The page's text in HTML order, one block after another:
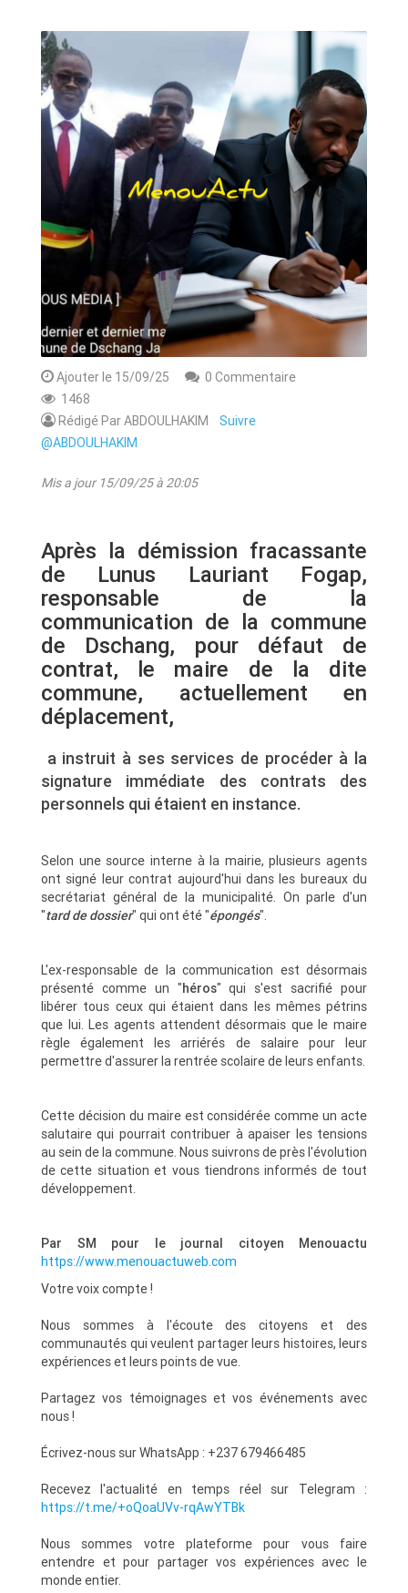
ASSAINISSEMENT
BREAKING-NEWS
CAMEROUN
PLUS
Ajouter le 15/09/25
0 Commentaire
1468
Rédigé Par ABDOULHAKIM Suivre
@ABDOULHAKIM
Mis a jour 15/09/25 à 20:05
Après la démission fracassante
de Lunus Lauriant Fogap,
responsable de la
communication de la commune
de Dschang, pour défaut de
contrat, le maire de la dite
commune, actuellement en
déplacement,
a instruit à ses services de procéder à la
signature immédiate des contrats des
personnels qui étaient en instance.
Selon une source interne à la mairie, plusieurs agents
ont signé leur contrat aujourd'hui dans les bureaux du
secrétariat général de la municipalité. On parle d'un
"tard de dossier" qui ont été "épongés".
L'ex-responsable de la communication est désormais
présenté comme un "héros" qui s'est sacrifié pour
libérer tous ceux qui étaient dans les mêmes pétrins
que lui. Les agents attendent désormais que le maire
règle également les arriérés de salaire pour leur
permettre d'assurer la rentrée scolaire de leurs enfants.
Cette décision du maire est considérée comme un acte
salutaire qui pourrait contribuer à apaiser les tensions
au sein de la commune. Nous suivrons de près l'évolution
de cette situation et vous tiendrons informés de tout
développement.
Par SM pour le journal citoyen Menouactu
https://www.menouactuweb.com
Votre voix compte !
Nous sommes à l'écoute des citoyens et des
communautés qui veulent partager leurs histoires, leurs
expériences et leurs points de vue.
Partagez vos témoignages et vos événements avec
nous !
Écrivez-nous sur WhatsApp : +237 679466485
Recevez l'actualité en temps réel sur Telegram :
https://t.me/+oQoaUVv-rqAwYTBk
Nous sommes votre plateforme pour vous faire
entendre et pour partager vos expériences avec le
monde entier.